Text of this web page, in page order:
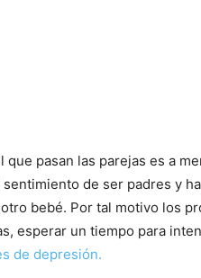
que pasan las parejas es a
de ser padres y
bebé. Por tal motivo los
esperar un tiempo para
de depresión.